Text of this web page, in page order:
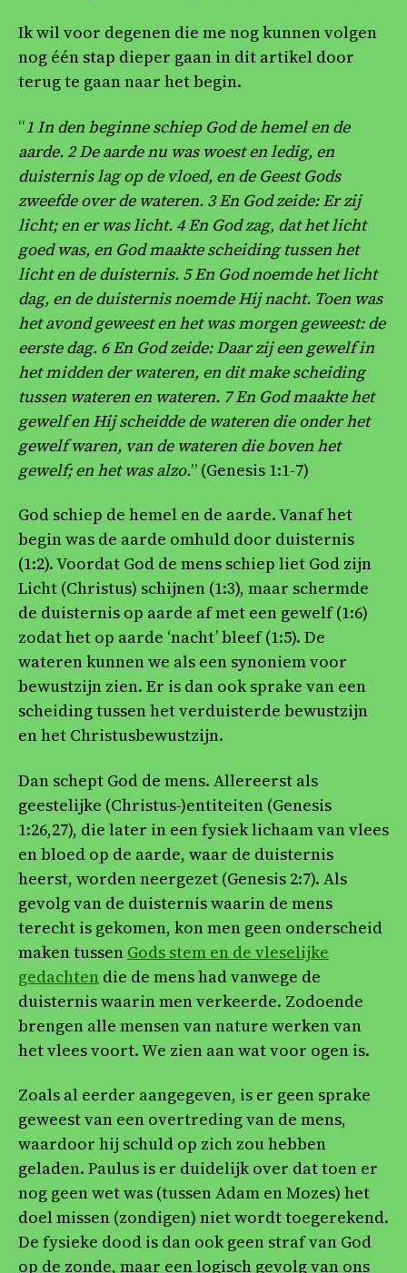
Ik wil voor degenen die me nog kunnen volgen
nog één stap dieper gaan in dit artikel door
terug te gaan naar het begin.
“1In den beginne schiep God de hemel en de
aarde. 2 De aarde nu was woest en ledig, en
duisternis lag op de vloed, en de Geest Gods
zweefde over de wateren. 3 En God zeide: Er zij
licht; en er was licht. 4 En God zag, dat het licht
goed was, en God maakte scheiding tussen het
licht en de duisternis. 5 En God noemde het licht
dag, en de duisternis noemde Hij nacht. Toen was
het avond geweest en het was morgen geweest: de
eerste dag. 6 En God zeide: Daar zij een gewelf in
het midden der wateren, en dit make scheiding
tussen wateren en wateren. 7 En God maakte het
gewelf en Hij scheidde de wateren die onder het
gewelf waren, van de wateren die boven het
gewelf; en het was alzo.” (Genesis 1:1-7)
God schiep de hemel en de aarde. Vanaf het
begin was de aarde omhuld door duisternis
(1:2). Voordat God de mens schiep liet God zijn
Licht (Christus) schijnen (1:3), maar schermde
de duisternis op aarde af met een gewelf (1:6)
zodat het op aarde ‘nacht’ bleef (1:5). De
wateren kunnen we als een synoniem voor
bewustzijn zien. Er is dan ook sprake van een
scheiding tussen het verduisterde bewustzijn
en het Christusbewustzijn.
Dan schept God de mens. Allereerst als
geestelijke (Christus-)entiteiten (Genesis
1:26,27), die later in een fysiek lichaam van vlees
en bloed op de aarde, waar de duisternis
heerst, worden neergezet (Genesis 2:7). Als
gevolg van de duisternis waarin de mens
terecht is gekomen, kon men geen onderscheid
maken tussen Gods stem en de vleselijke
gedachten die de mens had vanwege de
duisternis waarin men verkeerde. Zodoende
brengen alle mensen van nature werken van
het vlees voort. We zien aan wat voor ogen is.
Zoals al eerder aangegeven, is er geen sprake
geweest van een overtreding van de mens,
waardoor hij schuld op zich zou hebben
geladen. Paulus is er duidelijk over dat toen er
nog geen wet was (tussen Adam en Mozes) het
doel missen (zondigen) niet wordt toegerekend.
De fysieke dood is dan ook geen straf van God
op de zonde, maar een logisch gevolg van ons